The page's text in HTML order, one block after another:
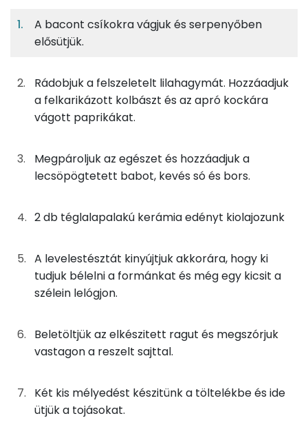
15%
Fehérje
25%
19%
26gbacon
100 kcal
100g vörösbab
50gkolbász
226 kcal
110g tojás
138 kcal
58g piros kaliforniai paprika
12 kcal
0g só
0 kcal
2gnapraforgó olaj 18 kcal
Egy
adagban
2
100
15%
Fehérje
25%
Szénhidrát
19%
Zsír
41%
Víz
TOP ásványi anyagok
Foszfor
Szelén
TOP vitaminok
C vitamin:
Niacin - B3 vitamin:
E vitamin:
A bacont csíkokra vágjuk és serpenyőben
elősütjük.
Rádobjuk a felszeletelt lilahagymát. Hozzáadjuk
a felkarikázott kolbászt és az apró kockára
vágott paprikákat.
Megpároljuk az egészet és hozzáadjuk a
lecsöpögtetett babot, kevés só és bors.
2 db téglalapalakú kerámia edényt kiolajozunk
A levelestésztát kinyújtjuk akkorára, hogy ki
tudjuk bélelni a formánkat és még egy kicsit a
szélein lelógjon.
Beletöltjük az elkészitett ragut és megszórjuk
vastagon a reszelt sajttal.
Két kis mélyedést készitünk a töltelékbe és ide
ütjük a tojásokat.